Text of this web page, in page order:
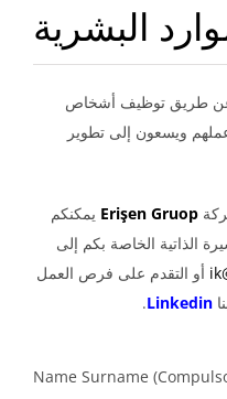
البشرية
عن طريق توظيف أشخاص
ويسعون إلى تطوير
Erişen Gruop يمكنكم
الذاتية الخاصة بكم إلى
أو التقدم على فرص العمل
Linkedin
.
Name Surname